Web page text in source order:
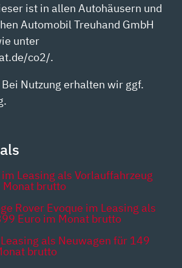
ist in allen Autohäusern und
Automobil Treuhand GmbH
unter
co2/.
Nutzung erhalten wir ggf.
Leasing als Vorlauffahrzeug
brutto
Rover Evoque im Leasing als
Euro im Monat brutto
als Neuwagen für 149
brutto